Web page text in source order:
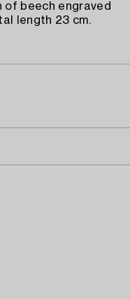
of beech engraved
length 23 cm.